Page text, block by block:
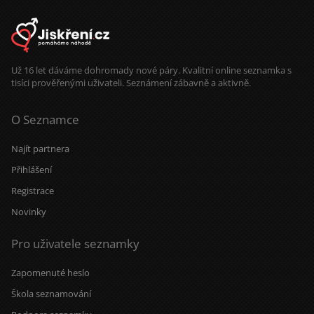
Už 16 let dáváme dohromady nové páry. Kvalitní online seznamka s
tisíci prověřenými uživateli. Seznámení zábavně a aktivně.
O Seznamce
Najít partnera
Přihlášení
Registrace
Novinky
Pro uživatele seznamky
Zapomenuté heslo
Škola seznamování